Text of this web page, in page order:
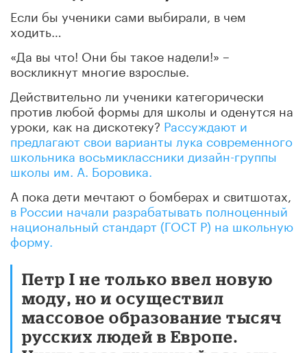
Если бы ученики сами выбирали, в чем
ходить…
«Да вы что! Они бы такое надели!» –
воскликнут многие взрослые.
Действительно ли ученики категорически
против любой формы для школы и оденутся на
уроки, как на дискотеку? Рассуждают и
предлагают свои варианты лука современного
школьника восьмиклассники дизайн-группы
школы им. А. Боровика.
А пока дети мечтают о бомберах и свитшотах,
в России начали разрабатывать полноценный
национальный стандарт (ГОСТ Р) на школьную
форму.
Петр I не только ввел новую
моду, но и осуществил
массовое образование тысяч
русских людей в Европе.